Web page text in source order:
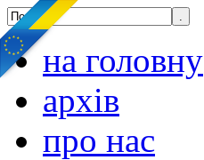
на головну
архів
про нас